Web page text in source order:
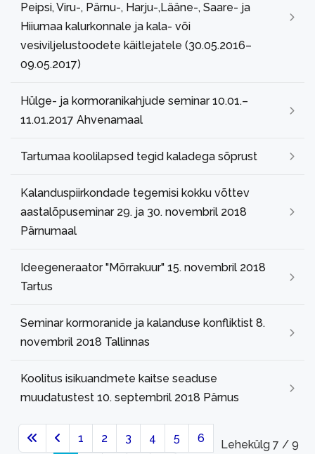
Peipsi, Viru-, Pärnu-, Harju-,Lääne-, Saare- ja
Hiiumaa kalurkonnale ja kala- või
vesiviljelustoodete käitlejatele (30.05.2016–
09.05.2017)
Hülge- ja kormoranikahjude seminar 10.01.–
11.01.2017 Ahvenamaal
Tartumaa koolilapsed tegid kaladega sõprust
Kalanduspiirkondade tegemisi kokku võttev
aastalõpuseminar 29. ja 30. novembril 2018
Pärnumaal
Ideegeneraator "Mõrrakuur" 15. novembril 2018
Tartus
Seminar kormoranide ja kalanduse konfliktist 8.
novembril 2018 Tallinnas
Koolitus isikuandmete kaitse seaduse
muudatustest 10. septembril 2018 Pärnus
Lehekülg 7 / 9
1 2 3 4 5 6